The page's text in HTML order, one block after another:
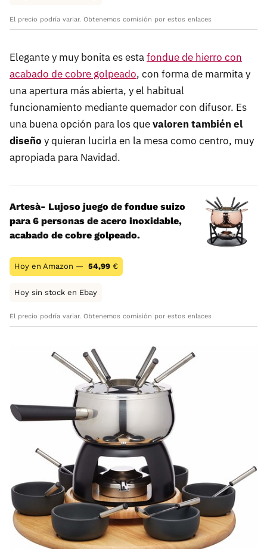
El precio podría variar. Obtenemos comisión por estos enlaces
Elegante y muy bonita es estafondue de hierro con
acabado de cobre golpeado, con forma de marmita y
una apertura más abierta, y el habitual
funcionamiento mediante quemador con difusor. Es
una buena opción para los quevaloren también el
diseño y quieran lucirla en la mesa como centro, muy
apropiada para Navidad.
Artesà- Lujoso juego de fondue suizo
para 6 personas de acero inoxidable,
acabado de cobre golpeado.
Hoy en Amazon — 54,99 €
Hoy sin stock en Ebay
El precio podría variar. Obtenemos comisión por estos enlaces